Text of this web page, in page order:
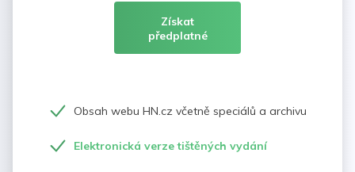
Získat
předplatné
Obsah webu HN.cz včetně speciálů a archivu
Elektronická verze tištěných vydání